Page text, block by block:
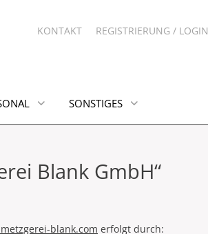
KONTAKT REGISTRIERUNG / LOGIN
SONSTIGES
Blank GmbH“
blank.com erfolgt durch: